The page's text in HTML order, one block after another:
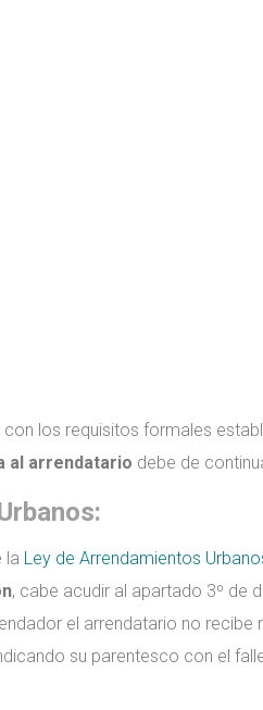
los requisitos formales
al arrendatario debe de
la Ley de Arrendamientos
, cabe acudir al apartado 3º de
el arrendatario no
su parentesco con el